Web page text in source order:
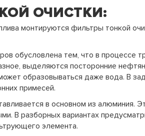
ОЧИСТКИ:
монтируются фильтры тонкой
обусловлена тем, что в процессе
выделяются посторонние
образовываться даже вода. В
примесей.
в основном из алюминия.
В разборных вариантах
элемента.